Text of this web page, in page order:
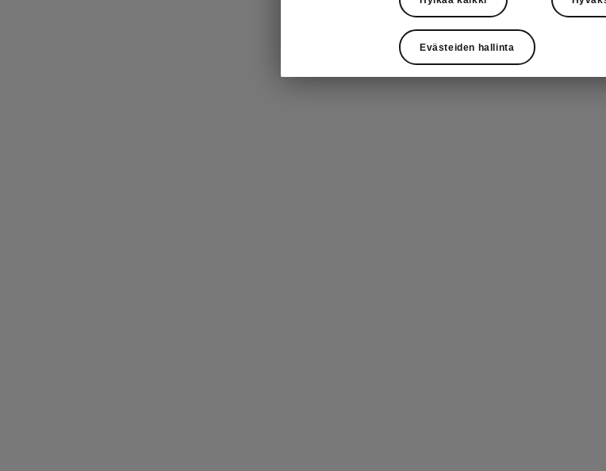
Evästeiden hallinta